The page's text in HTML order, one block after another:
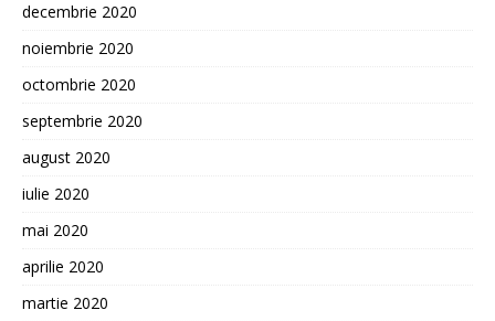
decembrie 2020
noiembrie 2020
octombrie 2020
septembrie 2020
august 2020
iulie 2020
mai 2020
aprilie 2020
martie 2020